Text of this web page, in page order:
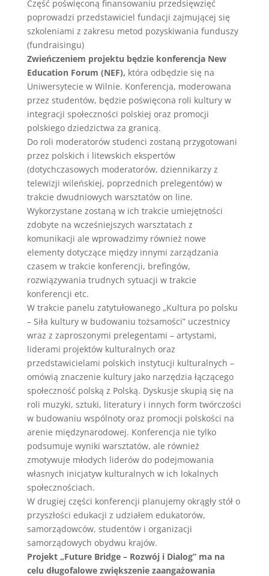
Część poświęconą finansowaniu przedsięwzięć
poprowadzi przedstawiciel fundacji zajmującej się
szkoleniami z zakresu metod pozyskiwania funduszy
(fundraisingu)
Zwieńczeniem projektu będzie konferencja New
Education Forum (NEF), która odbędzie się na
Uniwersytecie w Wilnie. Konferencja, moderowana
przez studentów, będzie poświęcona roli kultury w
integracji społeczności polskiej oraz promocji
polskiego dziedzictwa za granicą.
Do roli moderatorów studenci zostaną przygotowani
przez polskich i litewskich ekspertów
(dotychczasowych moderatorów, dziennikarzy z
telewizji wileńskiej, poprzednich prelegentów) w
trakcie dwudniowych warsztatów on line.
Wykorzystane zostaną w ich trakcie umiejętności
zdobyte na wcześniejszych warsztatach z
komunikacji ale wprowadzimy również nowe
elementy dotyczące między innymi zarządzania
czasem w trakcie konferencji, brefingów,
rozwiązywania trudnych sytuacji w trakcie
konferencji etc.
W trakcie panelu zatytułowanego „Kultura po polsku
– Siła kultury w budowaniu tożsamości” uczestnicy
wraz z zaproszonymi prelegentami – artystami,
liderami projektów kulturalnych oraz
przedstawicielami polskich instytucji kulturalnych –
omówią znaczenie kultury jako narzędzia łączącego
społeczność polską z Polską. Dyskusje skupią się na
roli muzyki, sztuki, literatury i innych form twórczości
w budowaniu wspólnoty oraz promocji polskości na
arenie międzynarodowej. Konferencja nie tylko
podsumuje wyniki warsztatów, ale również
zmotywuje młodych liderów do podejmowania
własnych inicjatyw kulturalnych w ich lokalnych
społecznościach.
W drugiej części konferencji planujemy okrągły stół o
przyszłości edukacji z udziałem edukatorów,
samorządowców, studentów i organizacji
samorządowych obydwu krajów.
Projekt „Future Bridge – Rozwój i Dialog” ma na
celu długofalowe zwiększenie zaangażowania